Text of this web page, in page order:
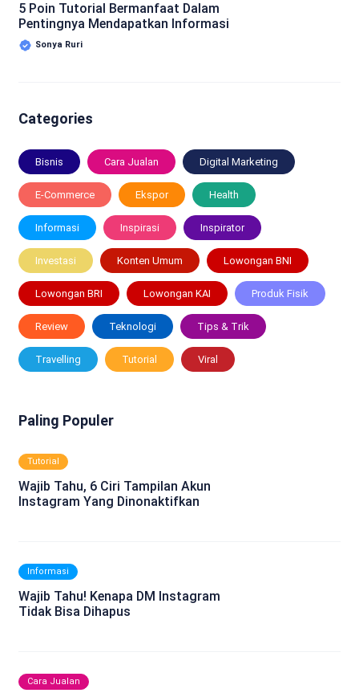
5 Poin Tutorial Bermanfaat Dalam
Pentingnya Mendapatkan Informasi
Sonya Ruri
Categories
Bisnis Cara Jualan Digital Marketing
E-Commerce Ekspor Health
Informasi Inspirasi Inspirator
Investasi Konten Umum Lowongan BNI
Lowongan BRI Lowongan KAI Produk Fisik
Review Teknologi Tips & Trik
Travelling Tutorial Viral
Paling Populer
Tutorial
Wajib Tahu, 6 Ciri Tampilan Akun
Instagram Yang Dinonaktifkan
Informasi
Wajib Tahu! Kenapa DM Instagram
Tidak Bisa Dihapus
Cara Jualan